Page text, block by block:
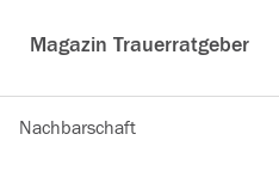
Magazin Trauerratgeber
Nachbarschaft